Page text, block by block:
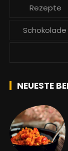
Rezepte
Schokolade
NEUESTE